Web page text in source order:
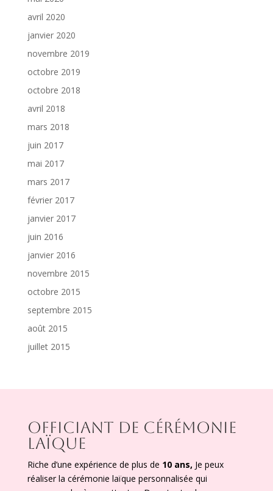
avril 2020
janvier 2020
novembre 2019
octobre 2019
octobre 2018
avril 2018
mars 2018
juin 2017
mai 2017
mars 2017
février 2017
janvier 2017
juin 2016
janvier 2016
novembre 2015
octobre 2015
septembre 2015
août 2015
juillet 2015
OFFICIANT DE CÉRÉMONIE
LAÏQUE
Riche d’une expérience de plus de 10 ans, Je peux
réaliser la cérémonie laïque personnalisée qui